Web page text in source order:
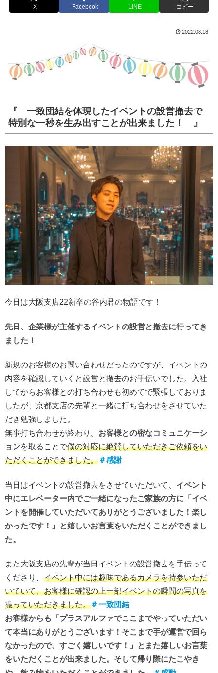
X Facebook LINE コピー
2022.08.18
『 一致団結を体現したイベントの設営撤去で
特別な一秒を生み出すことが出来ました！ 』
今日は大阪支店22新卒の谷内君の物語です！
先日、企業様が主催するイベントの設営と撤去に行ってき
ました！
新規のお客様のお問い合わせだったのですが、イベントの
内容を確認していくと設営と撤去のお手伝いでした。入社
してからお客様との打ち合わせも初めてで緊張しておりま
したが、京都支店の先輩と一緒に打ち合わせをさせていた
だき勉強しました。
無事打ち合わせが終わり、 お客様との密なコミュニケーシ
ョンを取ることで僕の対応に絶賛していただきご依頼をい
ただくことができました。＃感謝
当日はイベントの設営撤去をさせていただいて、 イベント
中にエレベーター内でご一緒になったご家族の方に「イベ
ントを開催していただいてありがとうございました！楽し
かったです！」と嬉しいお言葉をいただくことができまし
た。
また大阪支店の先輩が当日イベントの設営撤去を手伝って
くださり、 イベント中には趣味であるカメラを持参いただ
いていて、お客様に確認の上一部イベントの瞬間の写真を
撮っていただきました。＃一致団結
お客様からも「プラスアルファでここまでやっていただい
て本当にありがとうございます！そこまで手が運営で回ら
なかったので、すごく嬉しいです！」とまた嬉しいお言葉
をいただくことが出来ました。そして帰り際にたこやき